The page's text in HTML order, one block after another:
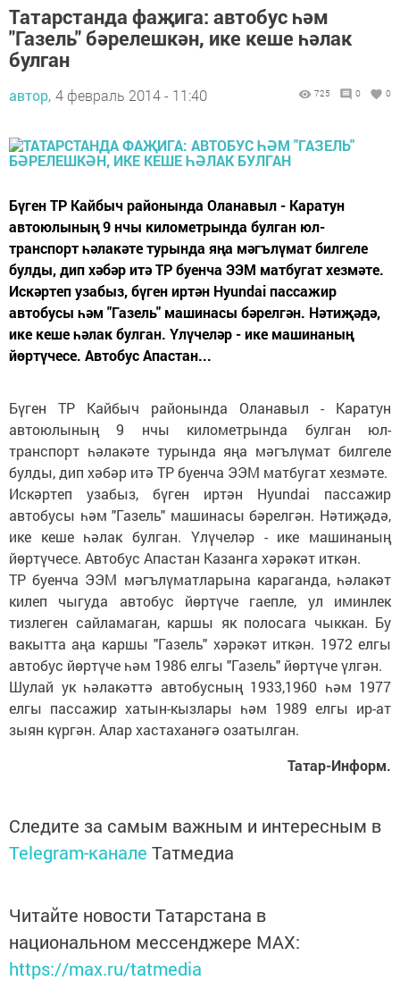
Татарстанда фаҗига: автобус һәм
"Газель" бәрелешкән, ике кеше һәлак
булган
автор, 4 февраль 2014 - 11:40 725 0 0
Бүген ТР Кайбыч районында Оланавыл - Каратун
автоюлының 9 нчы километрында булган юл-
транспорт һәлакәте турында яңа мәгълүмат билгеле
булды, дип хәбәр итә ТР буенча ЭЭМ матбугат хезмәте.
Искәртеп узабыз, бүген иртән Hyundai пассажир
автобусы һәм "Газель" машинасы бәрелгән. Нәтиҗәдә,
ике кеше һәлак булган. Үлүчеләр - ике машинаның
йөртүчесе. Автобус Апастан...
Бүген ТР Кайбыч районында Оланавыл - Каратун
автоюлының 9 нчы километрында булган юл-
транспорт һәлакәте турында яңа мәгълүмат билгеле
булды, дип хәбәр итә ТР буенча ЭЭМ матбугат хезмәте.
Искәртеп узабыз, бүген иртән Hyundai пассажир
автобусы һәм "Газель" машинасы бәрелгән. Нәтиҗәдә,
ике кеше һәлак булган. Үлүчеләр - ике машинаның
йөртүчесе. Автобус Апастан Казанга хәрәкәт иткән.
ТР буенча ЭЭМ мәгълүматларына караганда, һәлакәт
килеп чыгуда автобус йөртүче гаепле, ул иминлек
тизлеген сайламаган, каршы як полосага чыккан. Бу
вакытта аңа каршы "Газель" хәрәкәт иткән. 1972 елгы
автобус йөртүче һәм 1986 елгы "Газель" йөртүче үлгән.
Шулай ук һәлакәттә автобусның 1933,1960 һәм 1977
елгы пассажир хатын-кызлары һәм 1989 елгы ир-ат
зыян күргән. Алар хастаханәгә озатылган.
Татар-Информ.
Следите за самым важным и интересным в
Telegram-канале Татмедиа
Читайте новости Татарстана в
национальном мессенджере MАХ:
https://max.ru/tatmedia